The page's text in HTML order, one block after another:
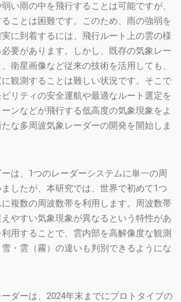
い雨の中を飛行することは可能ですが、
ことは困難です。このため、雨の強弱を
に到着するには、飛行ルート上の雲の様
要があります。しかし、既存の気象レー
衛星画像など従来の技術を活用しても、
観測することは難しい状況です。そこで
リティの安全運航や最適なルート選定を
ンなどが飛行する低高度の気象現象をよ
な多周波気象レーダーの開発を開始しま
は、1つのレーダーシステムに単一の周
したが、本研究では、世界で初めて1つ
複数の周波数帯を利用します。周波数帯
やすい気象現象が異なるという特性があ
用することで、雲内部を高解像度な観測
・雲（霧）の違いも判別できるようにな
ダーは、2024年末までにプロトタイプの